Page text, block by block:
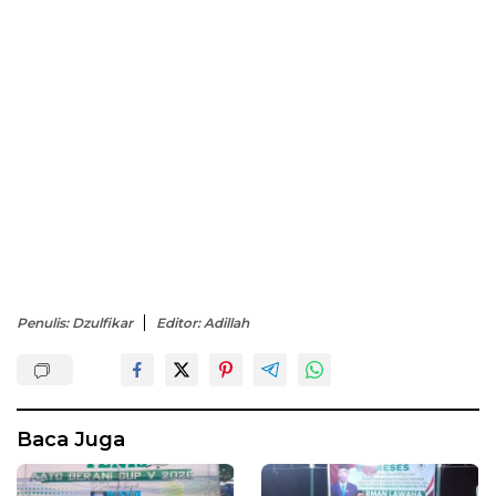
Penulis: Dzulfikar Editor: Adillah
Baca Juga